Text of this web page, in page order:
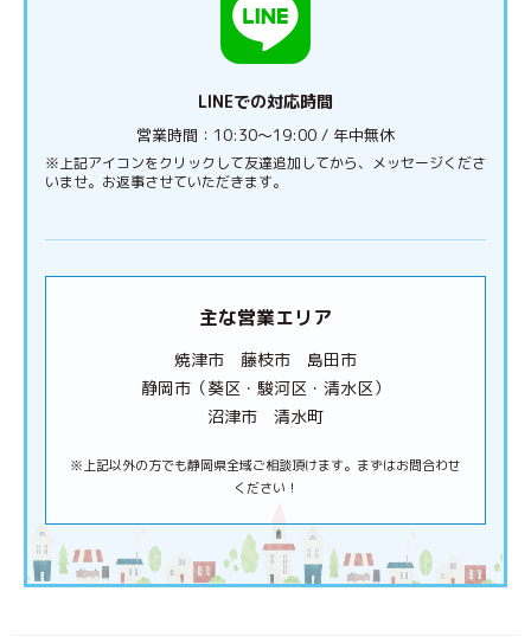
LINEでの対応時間
営業時間：10:30〜19:00 / 年中無休
※上記アイコンをクリックして友達追加してから、メッセージくださ
いませ。お返事させていただきます。
主な営業エリア
焼津市 藤枝市 島田市
静岡市（葵区・駿河区・清水区）
沼津市 清水町
※上記以外の方でも静岡県全域ご相談頂けます。まずはお問合わせ
ください！